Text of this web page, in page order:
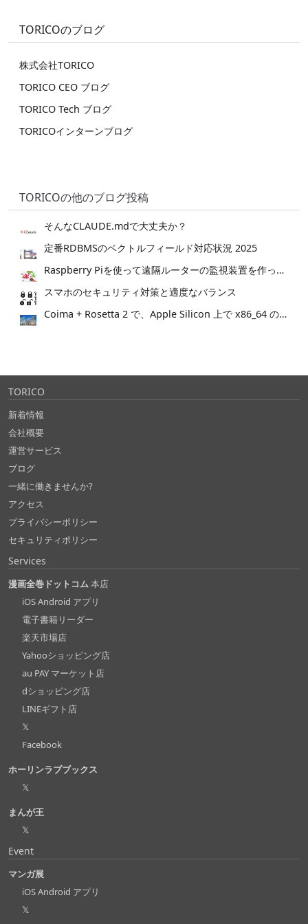
TORICOのブログ
株式会社TORICO
TORICO CEO ブログ
TORICO Tech ブログ
TORICOインターンブログ
TORICOの他のブログ投稿
そんなCLAUDE.mdで大丈夫か？
定番RDBMSのベクトルフィールド対応状況 2025
Raspberry Piを使って遠隔ルーターの監視装置を作ってみた。
スマホのセキュリティ対策と適度なバランス
Coima + Rosetta 2 で、Apple Silicon 上で x86_64 の Docker イメージをビルドする (Docker desktop やめる)
TORICO
新着情報
会社概要
運営サービス
ブログ
一緒に働きませんか?
アクセス
プライバシーポリシー
セキュリティポリシー
Services
漫画全巻ドットコム本店
iOS Android アプリ
電子書籍リーダー
楽天市場店
Yahooショッピング店
au PAY マーケット店
dショッピング店
LINEギフト店
𝕏
Facebook
ホーリンラブブックス
𝕏
まんが王
𝕏
Event
マンガ展
iOS Android アプリ
𝕏